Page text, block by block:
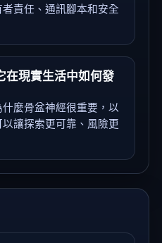
責任、通訊腳本和安全
在現實生活中如何發
麼骨盆神經很重要，以
讓探索更可靠、風險更